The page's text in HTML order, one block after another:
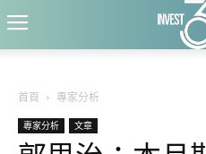
首頁 專家分析
專家分析 文章